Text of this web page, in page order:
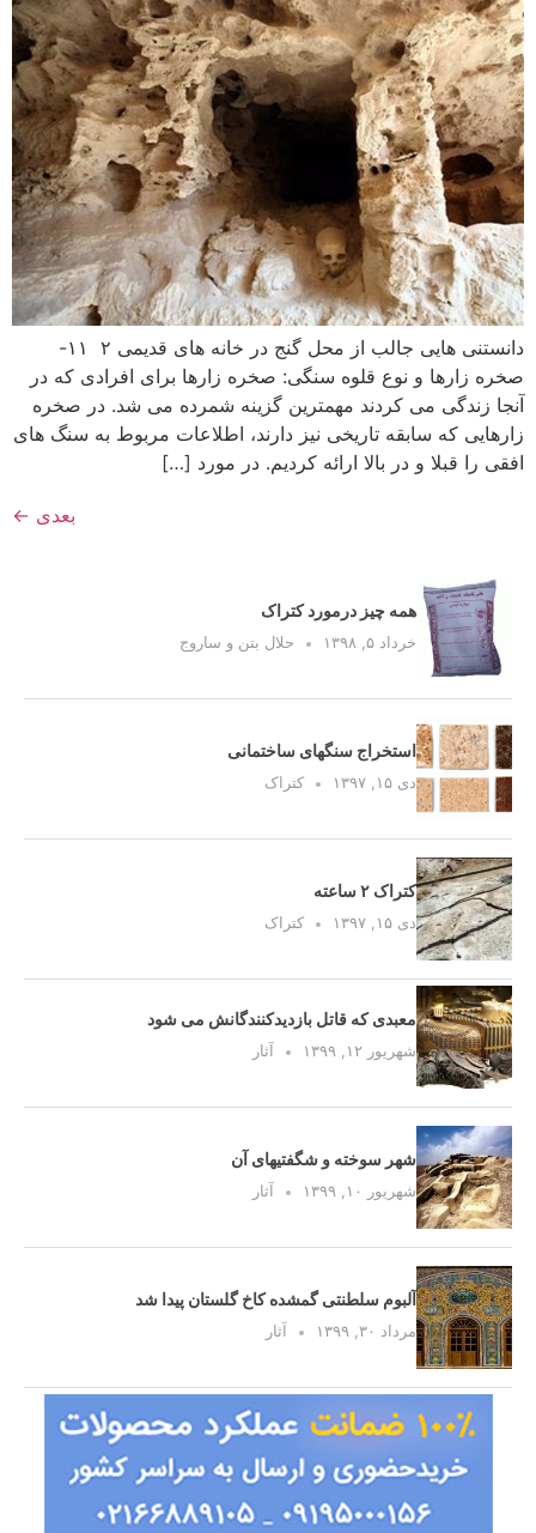
دانستنی هایی جالب از محل گنج در خانه های قدیمی ۲ ۱۱-
صخره زارها و نوع قلوه سنگی: صخره زارها برای افرادی که در
آنجا زندگی می کردند مهمترین گزینه شمرده می شد. در صخره
زارهایی که سابقه تاریخی نیز دارند، اطلاعات مربوط به سنگ های
افقی را قبلا و در بالا ارائه کردیم. در مورد […]
بعدی ←
همه چیز درمورد کتراک
خرداد ۵, ۱۳۹۸ حلال بتن و ساروج
استخراج سنگهای ساختمانی
دی ۱۵, ۱۳۹۷ کتراک
کتراک ۲ ساعته
دی ۱۵, ۱۳۹۷ کتراک
معبدی که قاتل بازدیدکنندگانش می شود
شهریور ۱۲, ۱۳۹۹ آثار
شهر سوخته و شگفتیهای آن
شهریور ۱۰, ۱۳۹۹ آثار
آلبوم سلطنتی گمشده کاخ گلستان پیدا شد
مرداد ۳۰, ۱۳۹۹ آثار